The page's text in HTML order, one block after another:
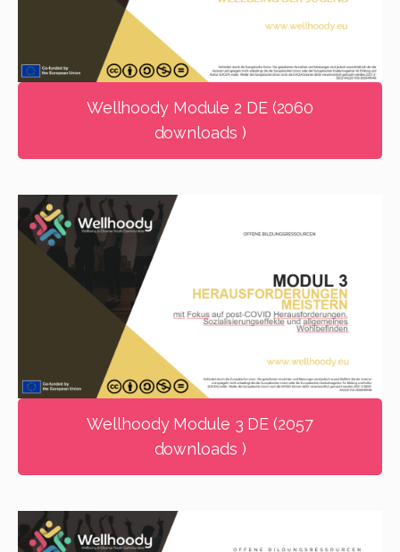
Wellhoody Module 2 DE (2060
downloads )
Wellhoody Module 3 DE (2057
downloads )